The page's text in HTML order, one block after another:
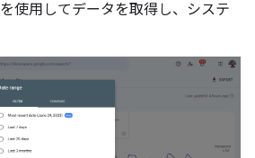
を使用してデータを取得し、システ